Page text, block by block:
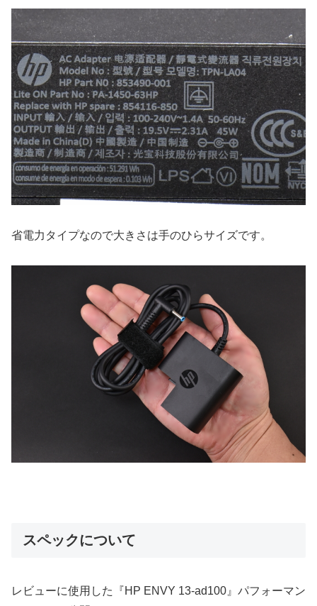
省電力タイプなので大きさは手のひらサイズです。
スペックについて
レビューに使用した『HP ENVY 13-ad100』パフォーマン